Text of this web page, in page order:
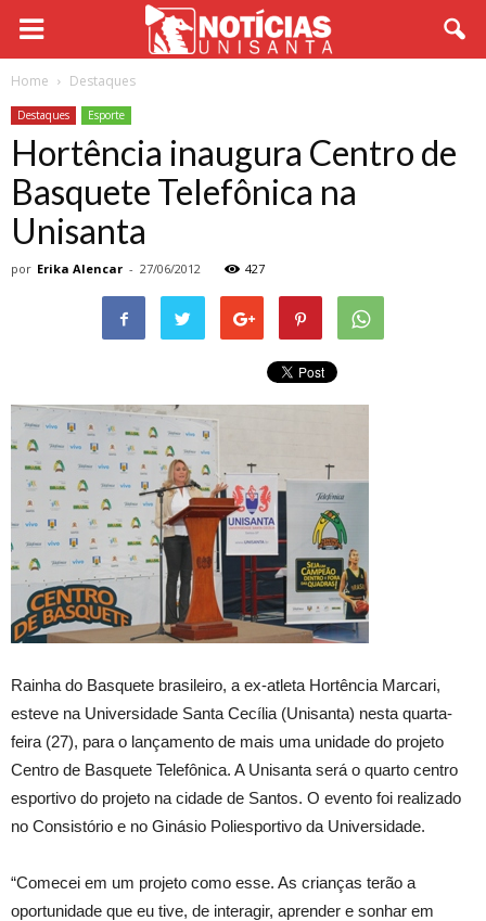
Home Destaques
Destaques Esporte
Hortência inaugura Centro de
Basquete Telefônica na
Unisanta
por Erika Alencar - 27/06/2012 427
Rainha do Basquete brasileiro, a ex-atleta Hortência Marcari,
esteve na Universidade Santa Cecília (Unisanta) nesta quarta-
feira (27), para o lançamento de mais uma unidade do projeto
Centro de Basquete Telefônica. A Unisanta será o quarto centro
esportivo do projeto na cidade de Santos. O evento foi realizado
no Consistório e no Ginásio Poliesportivo da Universidade.
“Comecei em um projeto como esse. As crianças terão a
oportunidade que eu tive, de interagir, aprender e sonhar em